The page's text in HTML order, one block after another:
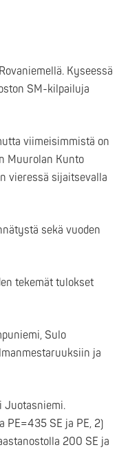
Kyseessä
SM-kilpailuja
viimeisimmistä on
Muurolan Kunto
vieressä sijaitsevalla
sekä vuoden
tekemät tulokset
Sulo
ja
Juotasniemi.
SE ja PE, 2)
200 SE ja